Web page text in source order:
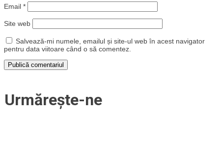
Email *
Site web
Salvează-mi numele, emailul și site-ul web în acest navigator
pentru data viitoare când o să comentez.
Urmărește-ne